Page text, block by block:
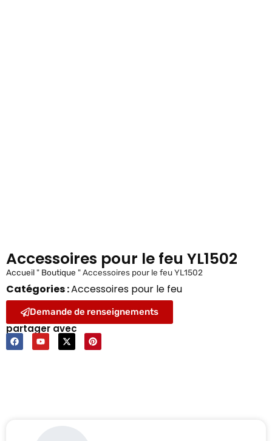
Accessoires pour le feu YL1502
Accueil" Boutique "Accessoires pour le feu YL1502
Catégories :Accessoires pour le feu
Demande de renseignements
partager avec